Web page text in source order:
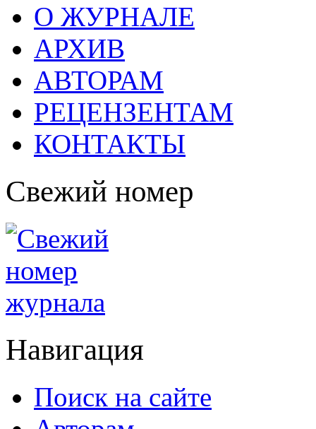
О ЖУРНАЛЕ
АРХИВ
АВТОРАМ
РЕЦЕНЗЕНТАМ
КОНТАКТЫ
Свежий номер
Навигация
Поиск на сайте